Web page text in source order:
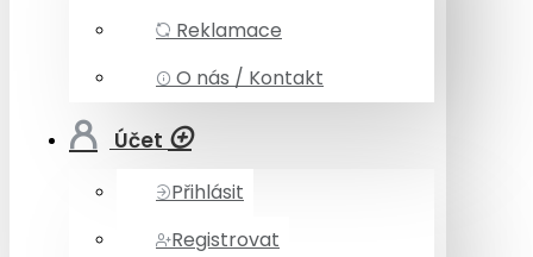
Reklamace
O nás / Kontakt
Účet
Přihlásit
Registrovat